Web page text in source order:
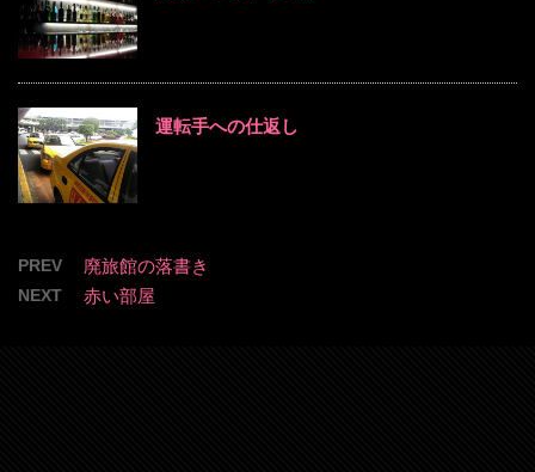
運転手への仕返し
PREV 廃旅館の落書き
NEXT 赤い部屋